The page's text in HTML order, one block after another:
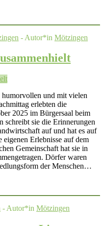
- Autor*in Mötzingen
und mit vielen
erlebten die
2025 im Bürgersaal beim
schreibt sie die Erinnerungen
auf und hat es auf
Erlebnisse auf dem
Gemeinschaft hat sie in
Dörfer waren
der Menschen…
- Autor*in Mötzingen